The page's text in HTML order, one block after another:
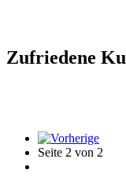
Zufriedene
Seite 2 von 2